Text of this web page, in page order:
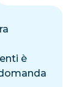
è